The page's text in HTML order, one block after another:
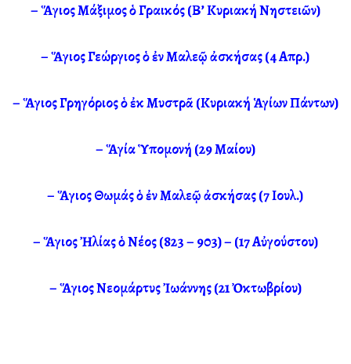
–Ἅγιος Μάξιμος ὁ Γραικός (Β’ Κυριακή Νηστειῶν)
–Ἅγιος Γεώργιος ὁ ἐν Μαλεῷ ἀσκήσας (4 Απρ.)
–Ἅγιος Γρηγόριος ὁ ἐκ Μυστρᾶ (Κυριακή Ἁγίων Πάντων)
–Ἅγία Ὑπομονή (29 Μαίου)
–Ἅγιος Θωμάς ὁ ἐν Μαλεῷ ἀσκήσας (7 Ιουλ.)
–Ἅγιος Ἠλίας ὁ Νέος (823 – 903) – (17 Αὐγούστου)
–Ἅγιος Νεομάρτυς Ἰωάννης (21 Ὀκτωβρίου)